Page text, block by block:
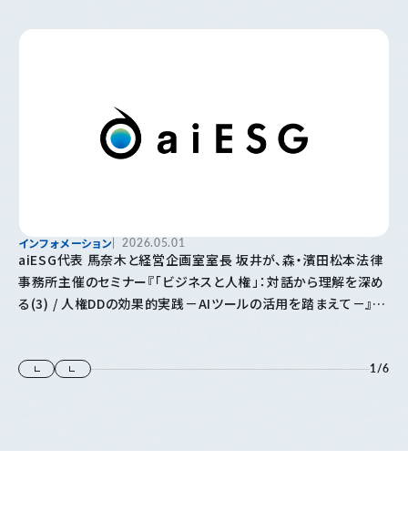
インフォメーション 2026.05.01
aiESG代表 馬奈木と経営企画室室長 坂井が、森・濱田松本法律
事務所主催のセミナー『「⁠ビジネスと人権⁠」⁠：対話から理解を深め
る(3) / 人権DDの効果的実践－AIツールの活用を踏まえて－』に
1/6